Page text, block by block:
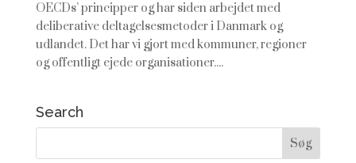
OECDs’ principper og har siden arbejdet med
deliberative deltagelsesmetoder i Danmark og
udlandet. Det har vi gjort med kommuner, regioner
og offentligt ejede organisationer....
Search